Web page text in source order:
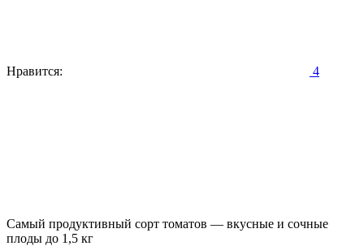
Нравится: 4
Самый продуктивный сорт томатов — вкусные и сочные
плоды до 1,5 кг